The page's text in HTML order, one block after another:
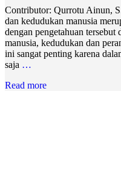
Contributor: Qurrotu Ainun,
dan kedudukan manusia
dengan pengetahuan
manusia, kedudukan dan
ini sangat penting karena
saja …
Read more